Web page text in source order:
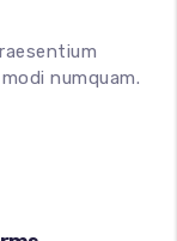
numquam.